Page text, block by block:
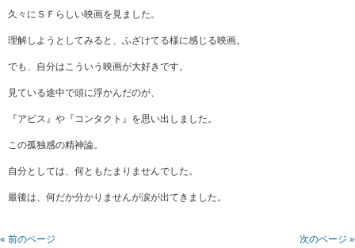
久々にＳＦらしい映画を見ました。
理解しようとしてみると、ふざけてる様に感じる映画。
でも、自分はこういう映画が大好きです。
見ている途中で頭に浮かんだのが、
『アビス』や『コンタクト』を思い出しました。
この孤独感の精神論。
自分としては、何ともたまりませんでした。
最後は、何だか分かりませんが涙が出てきました。
« 前のページ 次のページ »